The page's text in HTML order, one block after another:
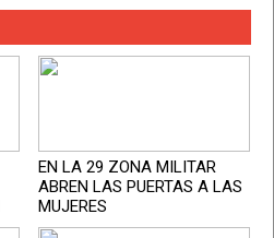
EN LA 29 ZONA MILITAR
ABREN LAS PUERTAS A LAS
MUJERES